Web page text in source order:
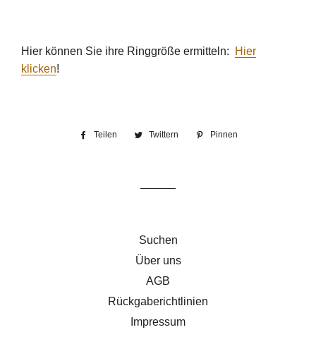
Hier können Sie ihre Ringgröße ermitteln:
Hier
klicken!
Teilen
Auf
Twittern
Auf
Pinnen
Suchen
Über uns
AGB
Rückgaberichtlinien
Impressum